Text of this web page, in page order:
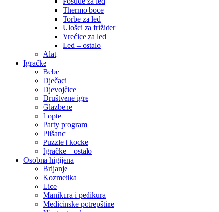
Thermo boce
Torbe za led
Ulošci za frižider
Vrećice za led
Led – ostalo
Alat
Igračke
Bebe
Dječaci
Djevojčice
Društvene igre
Glazbene
Lopte
Party program
Plišanci
Puzzle i kocke
Igračke – ostalo
Osobna higijena
Brijanje
Kozmetika
Lice
Manikura i pedikura
Medicinske potrepštine